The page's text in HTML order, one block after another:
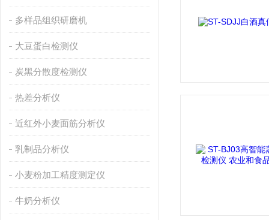
多样品组织研磨机
大豆蛋白检测仪
炭黑分散度检测仪
热差分析仪
近红外小麦面筋分析仪
乳制品分析仪
小麦粉加工精度测定仪
牛奶分析仪